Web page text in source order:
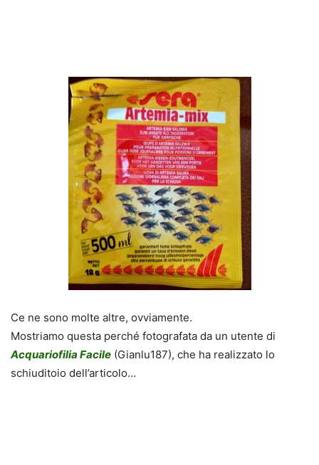
Ce ne sono molte altre, ovviamente.
Mostriamo questa perché fotografata da un utente di
Acquariofilia Facile (Gianlu187), che ha realizzato lo
schiuditoio dell’articolo…